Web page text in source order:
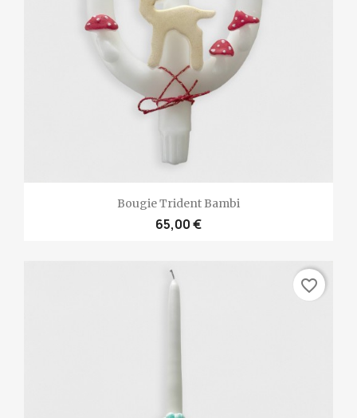
Bougie Trident Bambi
65,00 €
favorite_border